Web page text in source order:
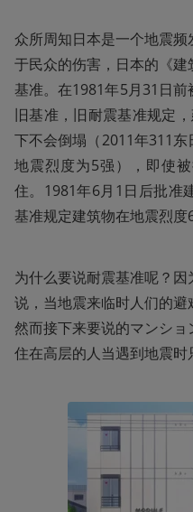
众所周知日本是一个地震
于民众的伤害，日本的《
基准。在1981年5月31日
旧基准，旧耐震基准规定
下不会倒塌（2011年311
地震烈度为5强），即使
住。1981年6月1日后批准
基准规定建筑物在地震烈度
为什么要说耐震基准呢？
说，当地震来临时人们的避
然而接下来要说的マンショ
住在高层的人当遇到地震时